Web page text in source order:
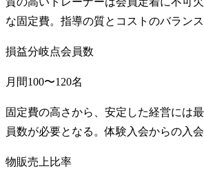
な固定費。指導の質とコストのバランス
損益分岐点会員数
月間100〜120名
固定費の高さから、安定した経営には
員数が必要となる。体験入会からの入
物販売上比率